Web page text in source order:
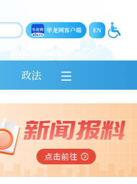
政法